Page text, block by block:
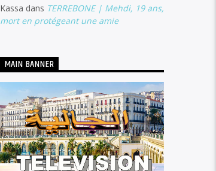
Kassa dans TERREBONE | Mehdi, 19 ans,
mort en protégeant une amie
MAIN BANNER